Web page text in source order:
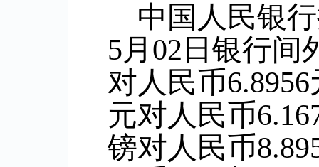
中国人民银
5月 02 日银行间
对人民币6.8956
元对人民币6.
镑对人民币8